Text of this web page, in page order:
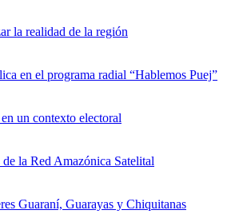
la realidad de la región
en el programa radial “Hablemos Puej”
un contexto electoral
la Red Amazónica Satelital
Guaraní, Guarayas y Chiquitanas